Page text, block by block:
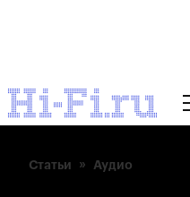
Статьи Аудио